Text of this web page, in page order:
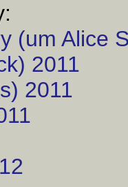
(um Alice
2011
2011